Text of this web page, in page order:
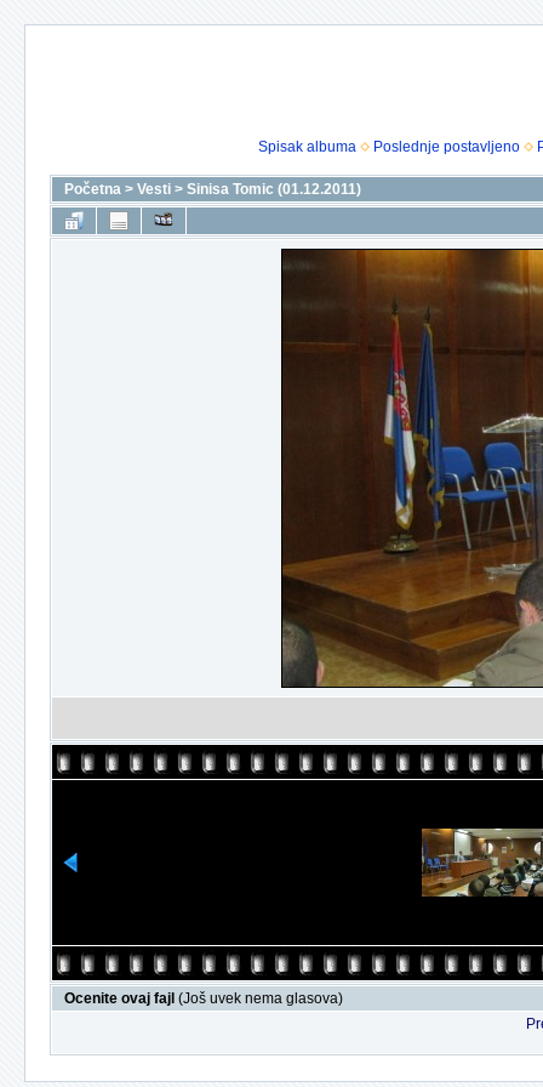
Spisak albuma Poslednje postavljeno
Početna > Vesti > Sinisa Tomic (01.12.2011)
Ocenite ovaj fajl (Još uvek nema glasova)